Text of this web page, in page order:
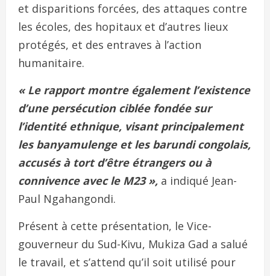
et disparitions forcées, des attaques contre
les écoles, des hopitaux et d’autres lieux
protégés, et des entraves à l’action
humanitaire.
« Le rapport montre également l’existence
d’une persécution ciblée fondée sur
l’identité ethnique, visant principalement
les banyamulenge et les barundi congolais,
accusés à tort d’être étrangers ou à
connivence avec le M23 », a indiqué Jean-
Paul Ngahangondi.
Présent à cette présentation, le Vice-
gouverneur du Sud-Kivu, Mukiza Gad a salué
le travail, et s’attend qu’il soit utilisé pour